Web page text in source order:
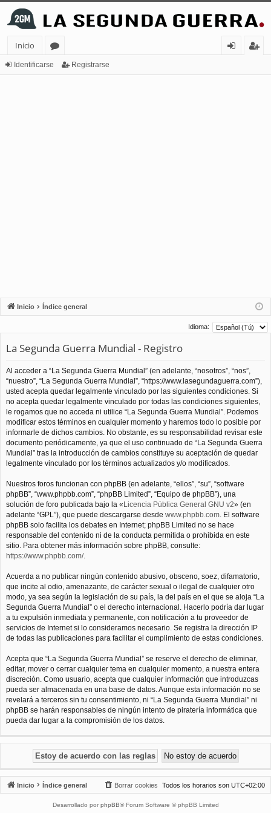
Inicio
or
Identificarse Registrarse
Inicio Índice general
Idioma:
La Segunda Guerra Mundial - Registro
Al acceder a “La Segunda Guerra Mundial” (en adelante, “nosotros”, “nos”,
“nuestro”, “La Segunda Guerra Mundial”, “https://www.lasegundaguerra.com”),
usted acepta quedar legalmente vinculado por las siguientes condiciones. Si
no acepta quedar legalmente vinculado por todas las condiciones siguientes,
le rogamos que no acceda ni utilice “La Segunda Guerra Mundial”. Podemos
modificar estos términos en cualquier momento y haremos todo lo posible por
informarle de dichos cambios. No obstante, es su responsabilidad revisar este
documento periódicamente, ya que el uso continuado de “La Segunda Guerra
Mundial” tras la introducción de cambios constituye su aceptación de quedar
legalmente vinculado por los términos actualizados y/o modificados.
Nuestros foros funcionan con phpBB (en adelante, “ellos”, “su”, “software
phpBB”, “www.phpbb.com”, “phpBB Limited”, “Equipo de phpBB”), una
solución de foro publicada bajo la «Licencia Pública General GNU v2» (en
adelante “GPL”), que puede descargarse desde www.phpbb.com. El software
phpBB solo facilita los debates en Internet; phpBB Limited no se hace
responsable del contenido ni de la conducta permitida o prohibida en este
sitio. Para obtener más información sobre phpBB, consulte:
https://www.phpbb.com/.
Acuerda a no publicar ningún contenido abusivo, obsceno, soez, difamatorio,
que incite al odio, amenazante, de carácter sexual o ilegal de cualquier otro
modo, ya sea según la legislación de su país, la del país en el que se aloja “La
Segunda Guerra Mundial” o el derecho internacional. Hacerlo podría dar lugar
a tu expulsión inmediata y permanente, con notificación a tu proveedor de
servicios de Internet si lo consideramos necesario. Se registra la dirección IP
de todas las publicaciones para facilitar el cumplimiento de estas condiciones.
Acepta que “La Segunda Guerra Mundial” se reserve el derecho de eliminar,
editar, mover o cerrar cualquier tema en cualquier momento, a nuestra entera
discreción. Como usuario, acepta que cualquier información que introduzcas
pueda ser almacenada en una base de datos. Aunque esta información no se
revelará a terceros sin tu consentimiento, ni “La Segunda Guerra Mundial” ni
phpBB se harán responsables de ningún intento de piratería informática que
pueda dar lugar a la compromisión de los datos.
Inicio Índice general Todos los horarios son UTC+02:00
Borrar cookies
Desarrollado por phpBB® Forum Software © phpBB Limited